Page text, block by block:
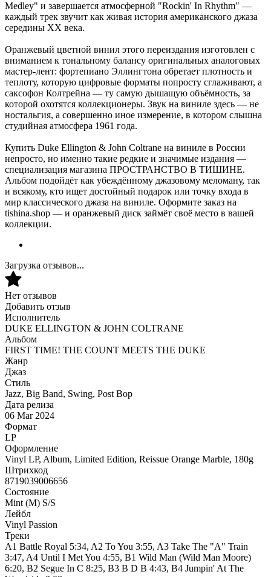
Medley" и завершается атмосферной "Rockin' In Rhythm" —
каждый трек звучит как живая история американского джаза
середины XX века.
Оранжевый цветной винил этого переиздания изготовлен с
вниманием к тональному балансу оригинальных аналоговых
мастер-лент: фортепиано Эллингтона обретает плотность и
теплоту, которую цифровые форматы попросту сглаживают, а
саксофон Колтрейна — ту самую дышащую объёмность, за
которой охотятся коллекционеры. Звук на виниле здесь — не
ностальгия, а совершенно иное измерение, в котором слышна
студийная атмосфера 1961 года.
Купить Duke Ellington & John Coltrane на виниле в России
непросто, но именно такие редкие и значимые издания —
специализация магазина ПРОСТРАНСТВО В ТИШИНЕ.
Альбом подойдёт как убеждённому джазовому меломану, так
и всякому, кто ищет достойный подарок или точку входа в
мир классического джаза на виниле. Оформите заказ на
tishina.shop — и оранжевый диск займёт своё место в вашей
коллекции.
Загрузка отзывов...
Нет отзывов
Добавить отзыв
Исполнитель
DUKE ELLINGTON & JOHN COLTRANE
Альбом
FIRST TIME! THE COUNT MEETS THE DUKE
Жанр
Джаз
Стиль
Jazz, Big Band, Swing, Post Bop
Дата релиза
06 Mar 2024
Формат
LP
Оформление
Vinyl LP, Album, Limited Edition, Reissue Orange Marble, 180g
Штрихкод
8719039006656
Состояние
Mint (M) S/S
Лейбл
Vinyl Passion
Треки
A1 Battle Royal 5:34, A2 To You 3:55, A3 Take The "A" Train
3:47, A4 Until I Met You 4:55, B1 Wild Man (Wild Man Moore)
6:20, B2 Segue In C 8:25, B3 B D B 4:43, B4 Jumpin' At The